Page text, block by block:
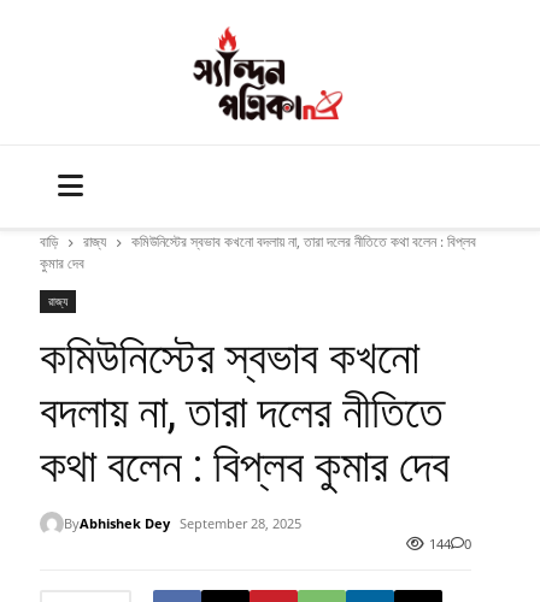
বাড়ি রাজ্য
কমিউনিস্টের স্বভাব কখনো বদলায় না, তারা দলের নীতিতে কথা বলেন : বিপ্লব
কুমার দেব
রাজ্য
কমিউনিস্টের স্বভাব কখনো
বদলায় না, তারা দলের নীতিতে
কথা বলেন : বিপ্লব কুমার দেব
ByAbhishek Dey September 28, 2025
144
0